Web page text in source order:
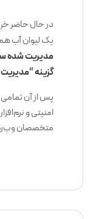
در حال حاضر
یک لیوان آب
مدیریت شده
گزینه “مدیریت
پس از آن
امنیتی و
متخصصان